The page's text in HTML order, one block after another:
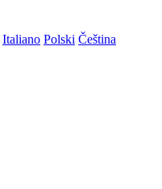
Italiano Polski Čeština